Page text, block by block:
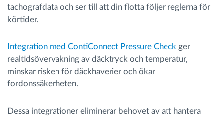
tachografdata och ser till att din flotta följer reglerna för
körtider.
Integration med ContiConnect Pressure Check ger
realtidsövervakning av däcktryck och temperatur,
minskar risken för däckhaverier och ökar
fordonssäkerheten.
Dessa integrationer eliminerar behovet av att hantera